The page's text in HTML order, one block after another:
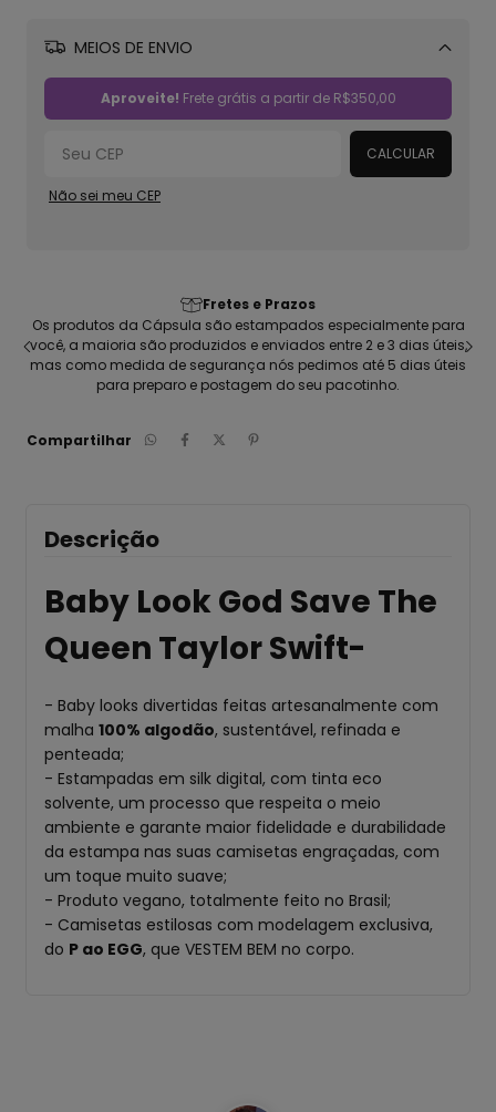
MEIOS DE ENVIO
Aproveite! Frete grátis a partir de R$350,00
CALCULAR
Não sei meu CEP
Fretes e Prazos
Os produtos da Cápsula são estampados especialmente para
você, a maioria são produzidos e enviados entre 2 e 3 dias úteis,
mas como medida de segurança nós pedimos até 5 dias úteis
para preparo e postagem do seu pacotinho.
Compartilhar
Descrição
Baby Look God Save The
Queen Taylor Swift-
- Baby looks divertidas feitas artesanalmente com
malha 100% algodão, sustentável, refinada e
penteada;
- Estampadas em silk digital, com tinta eco
solvente, um processo que respeita o meio
ambiente e garante maior fidelidade e durabilidade
da estampa nas suas camisetas engraçadas, com
um toque muito suave;
- Produto vegano, totalmente feito no Brasil;
- Camisetas estilosas com modelagem exclusiva,
do P ao EGG, que VESTEM BEM no corpo.